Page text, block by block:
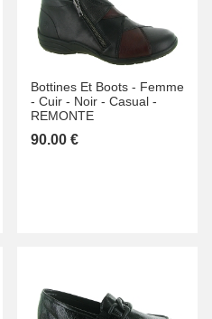
Bottines Et Boots - Femme
- Cuir - Noir - Casual -
REMONTE
90.00 €